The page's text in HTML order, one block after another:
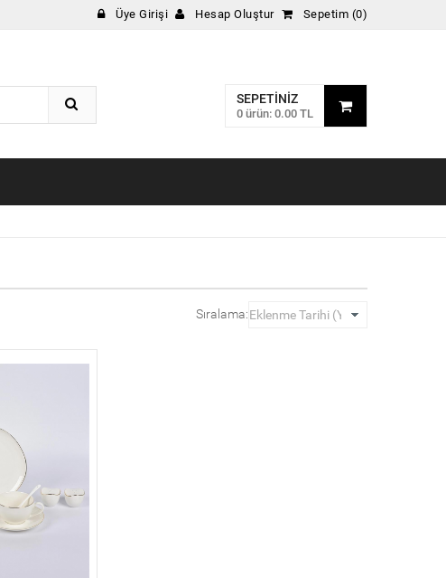
Üye Girişi Hesap Oluştur Sepetim (0)
SEPETINIZ
0 ürün: 0.00 TL
Sıralama: